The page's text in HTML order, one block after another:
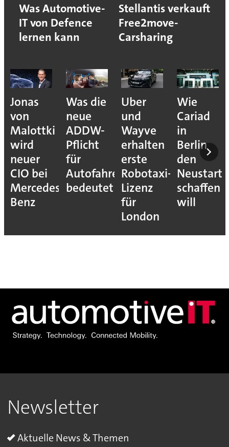
Was Automotive-
IT von Defence
lernen kann
Stellantis verkauft
Free2move-
Carsharing
Jonas
von
Malottki
wird
neuer
CIO bei
Mercedes-
Benz
Was die
neue
ADDW-
Pflicht
für
Autofahrer
bedeutet
Uber
und
Wayve
erhalten
erste
Robotaxi-
Lizenz
für
London
Wie
Cariad
in
Berlin
den
Neustart
schaffen
will
Newsletter
Aktuelle News & Themen